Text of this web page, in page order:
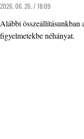
2026. 06. 26. / 18:09
Alábbi összeállításunkban
figyelmetekbe néhányat.